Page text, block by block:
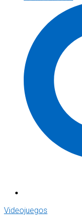
Videojuegos